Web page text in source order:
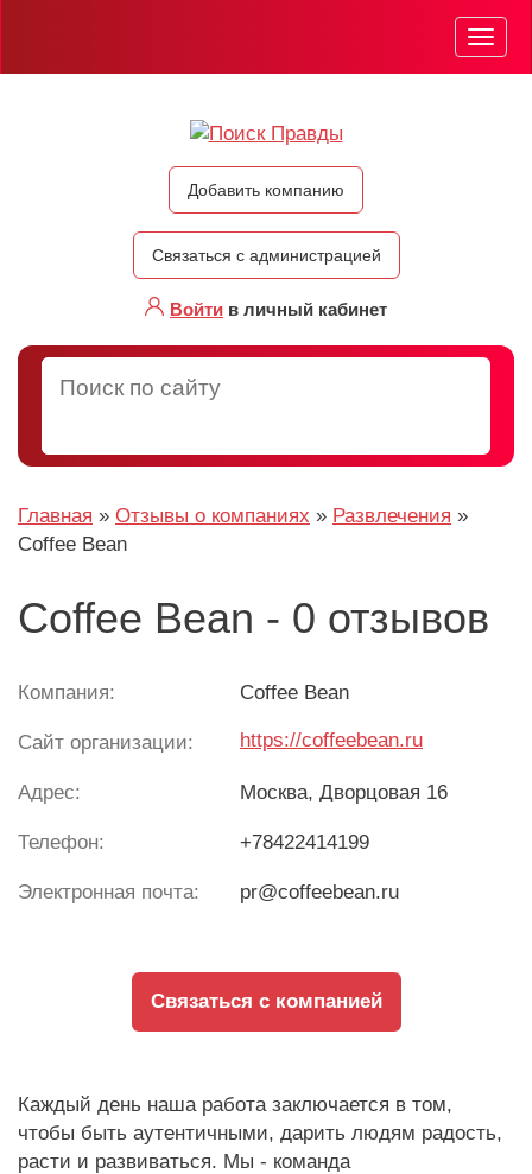
Добавить компанию
Связаться с администрацией
Войти в личный кабинет
Меню
Главная » Отзывы о компаниях » Развлечения »
Coffee Bean
Coffee Bean - 0 отзывов
Компания: Coffee Bean
Сайт организации: https://coffeebean.ru
Адрес: Москва, Дворцовая 16
Телефон: +78422414199
Электронная почта: pr@coffeebean.ru
Связаться с компанией
Каждый день наша работа заключается в том,
чтобы быть аутентичными, дарить людям радость,
расти и развиваться. Мы - команда